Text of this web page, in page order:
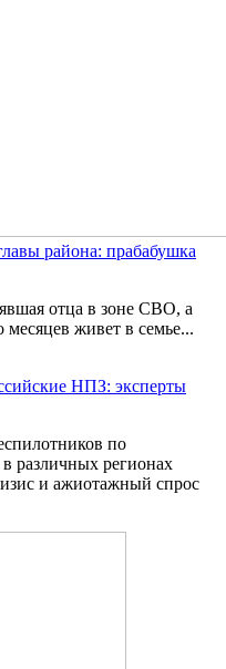
района: прабабушка
отца в зоне СВО, а
живет в семье...
НПЗ: эксперты
по
различных регионах
и ажиотажный спрос